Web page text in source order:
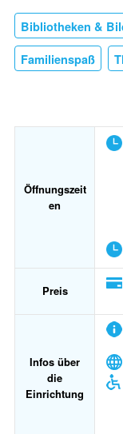
Bibliotheken &
Familienspaß
Öffnungszeit
en
Preis
Infos über
die
Einrichtung